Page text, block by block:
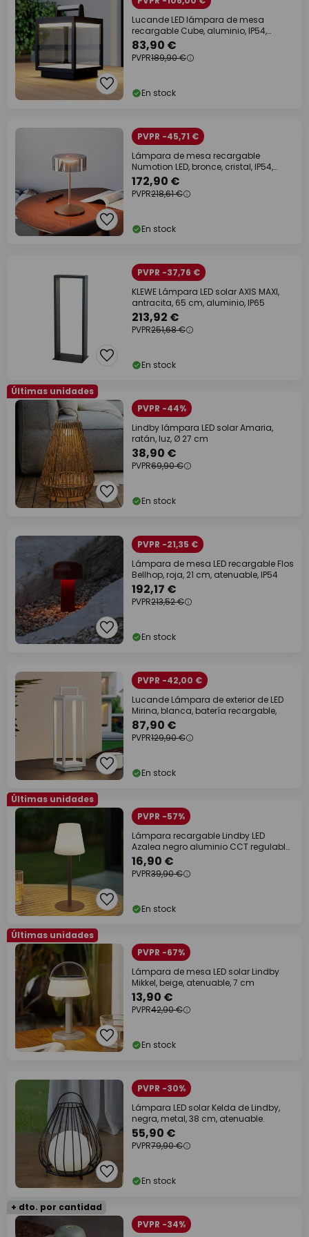
Lucande LED lámpara de mesa
recargable Cube, aluminio, IP54,
atenuable
83,90 €
PVPR189,90 €
En stock
PVPR -45,71 €
Lámpara de mesa recargable
Numotion LED, bronce, cristal, IP54,
atenuable
172,90 €
PVPR218,61 €
En stock
PVPR -37,76 €
KLEWE Lámpara LED solar AXIS MAXI,
antracita, 65 cm, aluminio, IP65
213,92 €
PVPR251,68 €
En stock
Últimas unidades
PVPR -44%
Lindby lámpara LED solar Amaria,
ratán, luz, Ø 27 cm
38,90 €
PVPR69,90 €
En stock
PVPR -21,35 €
Lámpara de mesa LED recargable Flos
Bellhop, roja, 21 cm, atenuable, IP54
192,17 €
PVPR213,52 €
En stock
PVPR -42,00 €
Lucande Lámpara de exterior de LED
Mirina, blanca, batería recargable,
87,90 €
PVPR129,90 €
En stock
Últimas unidades
PVPR -57%
Lámpara recargable Lindby LED
Azalea negro aluminio CCT regulable
en altura
16,90 €
PVPR39,90 €
En stock
Últimas unidades
PVPR -67%
Lámpara de mesa LED solar Lindby
Mikkel, beige, atenuable, 7 cm
13,90 €
PVPR42,90 €
En stock
PVPR -30%
Lámpara LED solar Kelda de Lindby,
negra, metal, 38 cm, atenuable.
55,90 €
PVPR79,90 €
En stock
+ dto. por cantidad
PVPR -34%